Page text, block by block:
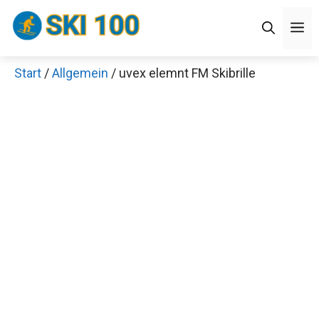
Zum
Inhalt
Start /Allgemein / uvex elemnt FM Skibrille